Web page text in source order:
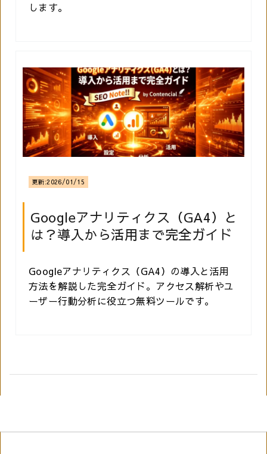
します。
Googleアナリティクス（GA4）と
は？導入から活用まで完全ガイド
更新:2026/01/15
Googleアナリティクス（GA4）の導入と活用
方法を解説した完全ガイド。アクセス解析やユ
ーザー行動分析に役立つ無料ツールです。